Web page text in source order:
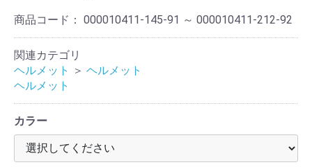
商品コード： 000010411-145-91 ～ 000010411-212-92
関連カテゴリ
ヘルメット
＞ ヘルメット
ヘルメット
カラー